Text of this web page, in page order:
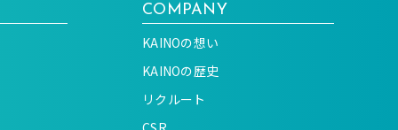
COMPANY
KAINOの想い
KAINOの歴史
リクルート